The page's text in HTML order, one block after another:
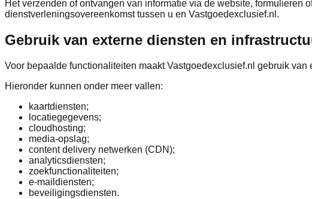
Het verzenden of ontvangen van informatie via de website, formulieren
dienstverleningsovereenkomst tussen u en Vastgoedexclusief.nl.
Gebruik van externe diensten en
Voor bepaalde functionaliteiten maakt Vastgoedexclusief.nl gebruik
Hieronder kunnen onder meer vallen:
kaartdiensten;
locatiegegevens;
cloudhosting;
media-opslag;
content delivery netwerken (CDN);
analyticsdiensten;
zoekfunctionaliteiten;
e-maildiensten;
beveiligingsdiensten.